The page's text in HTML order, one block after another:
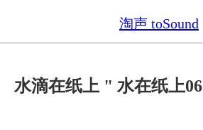
淘声 toSound
水滴在纸上 " 水在纸上06